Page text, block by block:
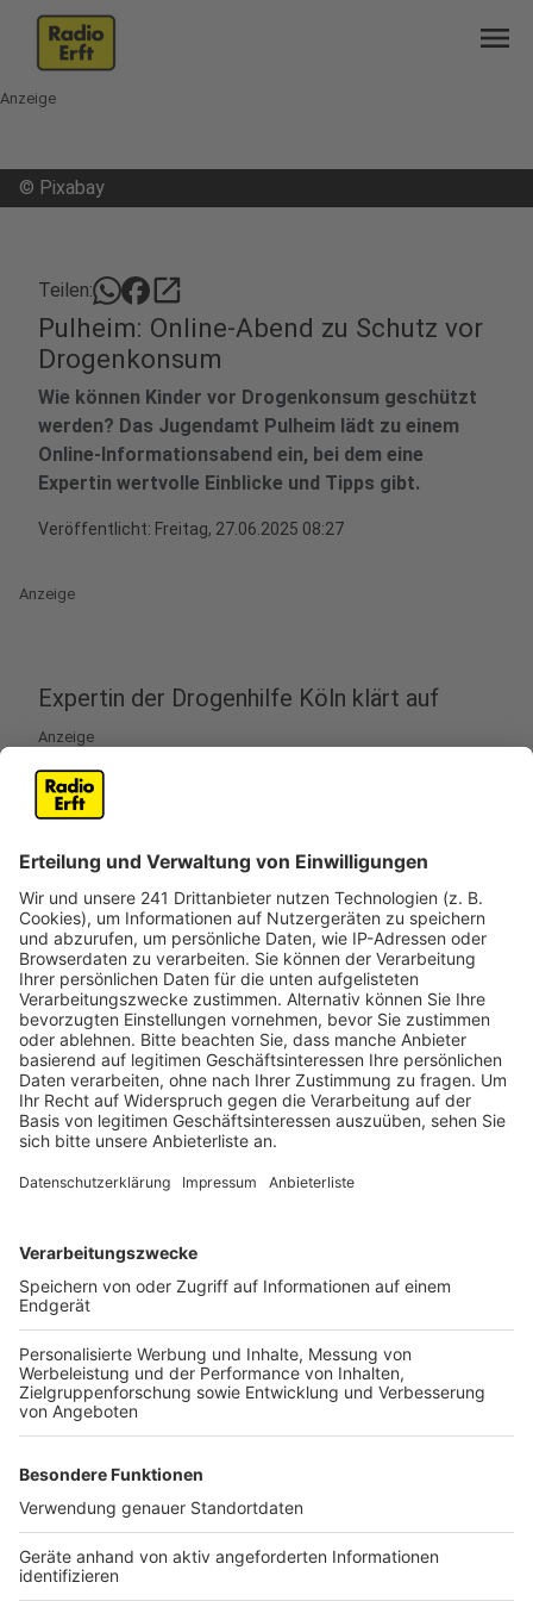
menu
Anzeige
© Pixabay
Teilen: open_in_new
Pulheim: Online-Abend zu Schutz vor
Drogenkonsum
Wie können Kinder vor Drogenkonsum geschützt
werden? Das Jugendamt Pulheim lädt zu einem
Online-Informationsabend ein, bei dem eine
Expertin wertvolle Einblicke und Tipps gibt.
Veröffentlicht: Freitag, 27.06.2025 08:27
Anzeige
Expertin der Drogenhilfe Köln klärt auf
Anzeige
Das Jugendamt Pulheim veranstaltet am Montag
(30.6.) ab 18 Uhr einen Online-Informationsabend zum
Thema Drogenprävention. Ziel der Veranstaltung ist
es, Eltern und Interessierten praktische Ansätze und
Wissen zu vermitteln, um Kinder wirksam vor
Drogenkonsum zu schützen.
Eine Expertin der Drogenhilfe Köln wird über aktuelle
Entwicklungen im Bereich Drogenkonsum, mögliche
Risiken und Strategien zur frühzeitigen Vorbeugung
informieren. Die Veranstaltung richtet sich an Eltern,
Erziehungsberechtigte und alle, die sich für das Thema
Prävention interessieren.
annadine.boerner@pulheim.de
über Zoom mit folgenden Daten erfolgen: Meeting-ID
875 6665 2243, Kenncode 556168.
Anzeige
Anzeige
Kostenloser Sprach-Guide für Schüler im Kreis